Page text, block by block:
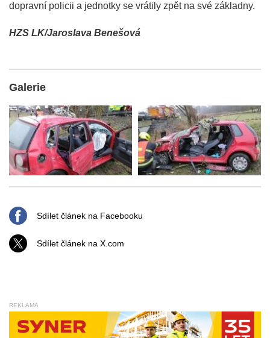
dopravní policii a jednotky se vrátily zpět na své základny.
HZS LK/Jaroslava Benešová
Galerie
Sdílet článek na Facebooku
Sdílet článek na X.com
REKLAMA